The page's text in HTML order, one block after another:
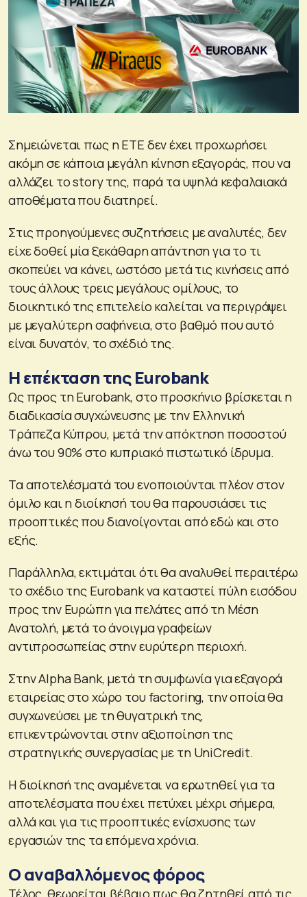
Σημειώνεται πως η ΕΤΕ δεν έχει προχωρήσει
ακόμη σε κάποια μεγάλη κίνηση εξαγοράς, που να
αλλάζει το story της, παρά τα υψηλά κεφαλαιακά
αποθέματα που διατηρεί.
Στις προηγούμενες συζητήσεις με αναλυτές, δεν
είχε δοθεί μία ξεκάθαρη απάντηση για το τι
σκοπεύει να κάνει, ωστόσο μετά τις κινήσεις από
τους άλλους τρεις μεγάλους ομίλους, το
διοικητικό της επιτελείο καλείται να περιγράψει
με μεγαλύτερη σαφήνεια, στο βαθμό που αυτό
είναι δυνατόν, το σχέδιό της.
Η επέκταση της Eurobank
Ως προς τη Eurobank, στο προσκήνιο βρίσκεται η
διαδικασία συγχώνευσης με την Ελληνική
Τράπεζα Κύπρου, μετά την απόκτηση ποσοστού
άνω του 90% στο κυπριακό πιστωτικό ίδρυμα.
Τα αποτελέσματά του ενοποιούνται πλέον στον
όμιλο και η διοίκησή του θα παρουσιάσει τις
προοπτικές που διανοίγονται από εδώ και στο
εξής.
Παράλληλα, εκτιμάται ότι θα αναλυθεί περαιτέρω
το σχέδιο της Eurobank να καταστεί πύλη εισόδου
προς την Ευρώπη για πελάτες από τη Μέση
Ανατολή, μετά το άνοιγμα γραφείων
αντιπροσωπείας στην ευρύτερη περιοχή.
Στην Alpha Bank, μετά τη συμφωνία για εξαγορά
εταιρείας στο χώρο του factoring, την οποία θα
συγχωνεύσει με τη θυγατρική της,
επικεντρώνονται στην αξιοποίηση της
στρατηγικής συνεργασίας με τη UniCredit.
Η διοίκησή της αναμένεται να ερωτηθεί για τα
αποτελέσματα που έχει πετύχει μέχρι σήμερα,
αλλά και για τις προοπτικές ενίσχυσης των
εργασιών της τα επόμενα χρόνια.
Ο αναβαλλόμενος φόρος